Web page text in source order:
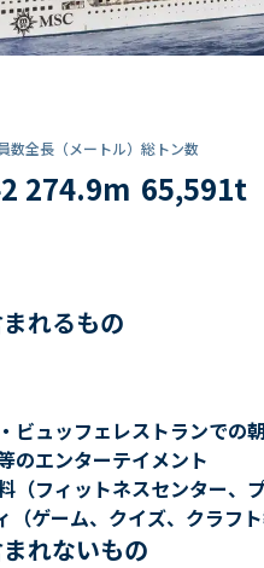
数​全長（メートル）
274.9m
総トン数​
65,591t
れるもの
ビュッフェレストランでの
のエンターテイメント
（フィットネスセンター、
（ゲーム、クイズ、クラフト
れないもの